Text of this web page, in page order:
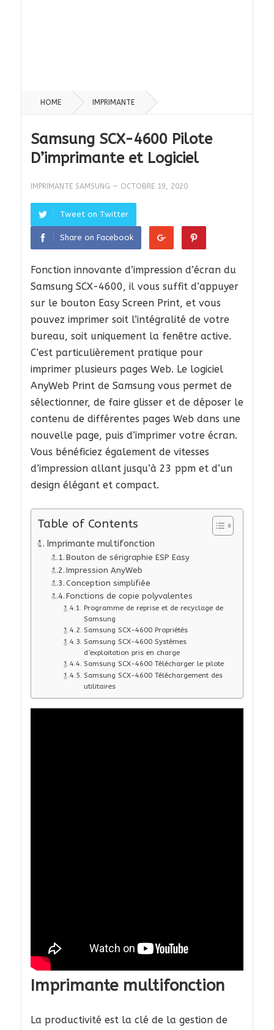
HOME IMPRIMANTE
Samsung SCX-4600 Pilote
D’imprimante et Logiciel
IMPRIMANTE SAMSUNG — OCTOBRE 19, 2020
Tweet on Twitter
Share on Facebook
Fonction innovante d’impression d’écran du
Samsung SCX-4600, il vous suffit d’appuyer
sur le bouton Easy Screen Print, et vous
pouvez imprimer soit l’intégralité de votre
bureau, soit uniquement la fenêtre active.
C’est particulièrement pratique pour
imprimer plusieurs pages Web. Le logiciel
AnyWeb Print de Samsung vous permet de
sélectionner, de faire glisser et de déposer le
contenu de différentes pages Web dans une
nouvelle page, puis d’imprimer votre écran.
Vous bénéficiez également de vitesses
d’impression allant jusqu’à 23 ppm et d’un
design élégant et compact.
Table of Contents
Imprimante multifonction
Bouton de sérigraphie ESP Easy
Impression AnyWeb
Conception simplifiée
Fonctions de copie polyvalentes
Programme de reprise et de recyclage de
Samsung
Samsung SCX-4600 Propriétés
Samsung SCX-4600 Systèmes
d’exploitation pris en charge
Samsung SCX-4600 Télécharger le pilote
Samsung SCX-4600 Téléchargement des
utilitaires
Imprimante multifonction
La productivité est la clé de la gestion de